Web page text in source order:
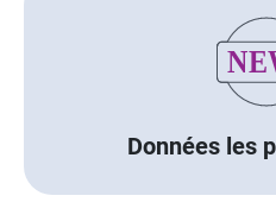
Données les